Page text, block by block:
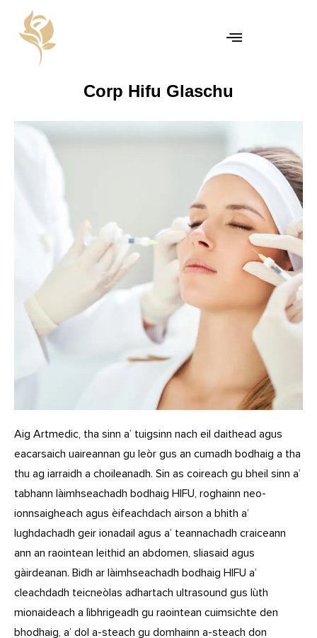
Corp Hifu Glaschu
Aig Artmedic, tha sinn a’ tuigsinn nach eil daithead agus
eacarsaich uaireannan gu leòr gus an cumadh bodhaig a tha
thu ag iarraidh a choileanadh. Sin as coireach gu bheil sinn a’
tabhann làimhseachadh bodhaig HIFU, roghainn neo-
ionnsaigheach agus èifeachdach airson a bhith a’
lughdachadh geir ionadail agus a’ teannachadh craiceann
ann an raointean leithid an abdomen, sliasaid agus
gàirdeanan. Bidh ar làimhseachadh bodhaig HIFU a’
cleachdadh teicneòlas adhartach ultrasound gus lùth
mionaideach a lìbhrigeadh gu raointean cuimsichte den
bhodhaig, a’ dol a-steach gu domhainn a-steach don